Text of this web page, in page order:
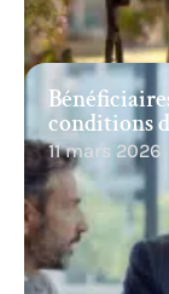
conditions
11 mars 2026